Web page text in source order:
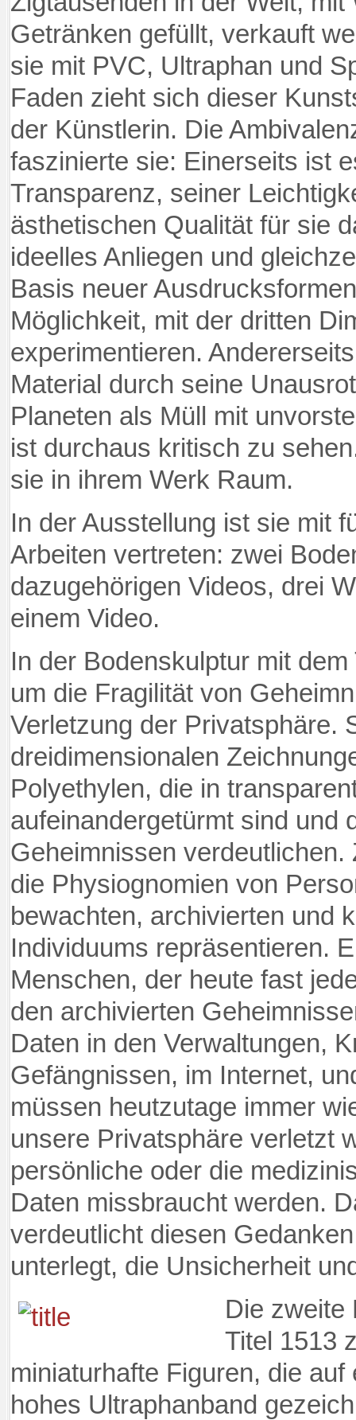
Getränken gefüllt, verkauft
sie mit PVC, Ultraphan und
Faden zieht sich dieser
der Künstlerin. Die
faszinierte sie: Einerseits ist
Transparenz, seiner
ästhetischen Qualität für sie
ideelles Anliegen und
Basis neuer
Möglichkeit, mit der dritten
experimentieren.
Material durch seine
Planeten als Müll mit
ist durchaus kritisch zu
sie in ihrem Werk Raum.
In der Ausstellung ist sie mit
Arbeiten vertreten: zwei
dazugehörigen Videos, drei
einem Video.
In der Bodenskulptur mit dem
um die Fragilität von
Verletzung der Privatsphäre.
dreidimensionalen
Polyethylen, die in
aufeinandergetürmt sind und
Geheimnissen
die Physiognomien von
bewachten, archivierten und
Individuums repräsentieren.
Menschen, der heute fast
den archivierten
Daten in den Verwaltungen,
Gefängnissen, im Internet,
müssen heutzutage immer
unsere Privatsphäre verletzt
persönliche oder die
Daten missbraucht werden.
verdeutlicht diesen
unterlegt, die Unsicherheit
Die zweite
Titel 1513
miniaturhafte Figuren, die
hohes Ultraphanband